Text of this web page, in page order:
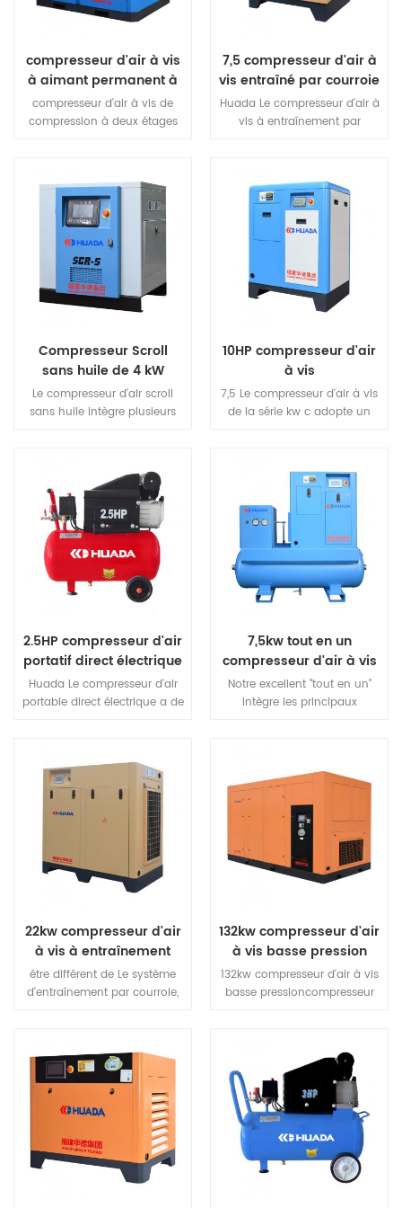
compresseur d'air à vis
à aimant permanent à
deux étages
compresseur d'air à vis de
compression à deux étages
le rendement volumétrique,
réduit la charge de roulement,
améliore la durée de vie du
host.Two compression à un
étage au lieu d'une
compression à un étage, près
de 15% augmentation du
effet.
7,5 compresseur d'air à
vis entraîné par courroie
kw
Huada Le compresseur d'air à
vis à entraînement par
performance, extrêmement
puissant power.IP54 moteur
de classe de protection,
protéger la poussière interne,
classe d'isolation f
grade.Achieve à long terme
continu sans défaillance
Compresseur Scroll
sans huile de 4 kW
Le compresseur d'air scroll
sans huile intègre plusieurs
par le contrôle libre à
plusieurs niveaux des
meilleures unités de
fonctionnement, évitant ainsi
l'opération inutile, pour
réaliser l'économie d'énergie.
10HP compresseur d'air
à vis
7,5 Le compresseur d'air à vis
de la série kw c adopte un
transmission de puissance
efficace et d'un entretien
facile en remplaçant la
2.5HP compresseur d'air
portatif direct électrique
Huada Le compresseur d'air
portable direct électrique a de
compacte, des performances
stables, un mouvement
pratique, etc. Le libellé peut
être sélectionné en fonction
de la demande d'air du
travail et différents modèles
peuvent être sélectionnés.
7,5kw tout en un
compresseur d'air à vis
Notre excellent "tout en un"
intègre les principaux
sécheurs, les filtres de
précision, les réservoirs pour
fournir à nos clients un
"simple" solution.
22kw compresseur d'air
à vis à entraînement
direct
être différent de Le système
d'entraînement par courroie,
la consommation d'énergie, le
système d'entraînement direct
Huade est d'assurer un
rendement élevé de la
transmission d'énergie et un
débit constant
132kw compresseur d'air
à vis basse pression
132kw compresseur d'air à vis
basse pressioncompresseur
et une chaleur faible
charge.Compresseur
fonctionner plus stable, fiable,
plus longue 1.Haute extrémité
d'air d'origine de fiabilitéLa
nouvelle génération de rotor
à vis avec excellent.